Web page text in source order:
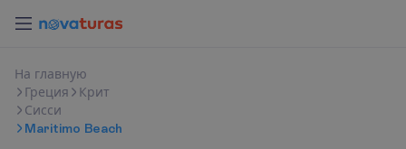
На главную
Греция
Крит
Сисси
Maritimo Beach